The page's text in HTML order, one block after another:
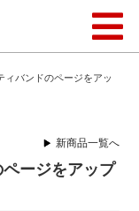
ィバンドのページをアッ
ページをアップ
新商品一覧へ